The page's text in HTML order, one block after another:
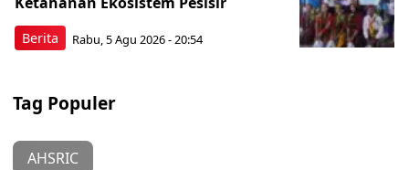
Berita Rabu, 5 Agu 2026 - 20:54
Tag Populer
AHSRIC